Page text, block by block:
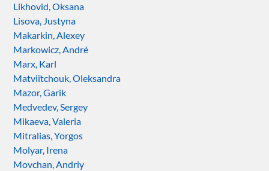
Likhovid, Oksana
Lisova, Justyna
Makarkin, Alexey
Markowicz, André
Marx, Karl
Matviïtchouk, Oleksandra
Mazor, Garik
Medvedev, Sergey
Mikaeva, Valeria
Mitralias, Yorgos
Molyar, Irena
Movchan, Andriy